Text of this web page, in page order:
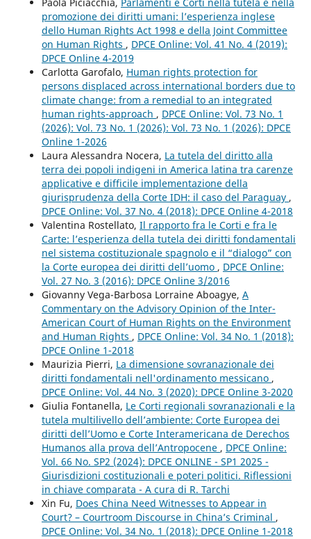
Paola Piciacchia, Parlamenti e Corti nella tutela e nella
promozione dei diritti umani: l’esperienza inglese
dello Human Rights Act 1998 e della Joint Committee
on Human Rights , DPCE Online: Vol. 41 No. 4 (2019):
DPCE Online 4-2019
Carlotta Garofalo, Human rights protection for
persons displaced across international borders due to
climate change: from a remedial to an integrated
human rights-approach , DPCE Online: Vol. 73 No. 1
(2026): Vol. 73 No. 1 (2026): Vol. 73 No. 1 (2026): DPCE
Online 1-2026
Laura Alessandra Nocera, La tutela del diritto alla
terra dei popoli indigeni in America latina tra carenze
applicative e difficile implementazione della
giurisprudenza della Corte IDH: il caso del Paraguay ,
DPCE Online: Vol. 37 No. 4 (2018): DPCE Online 4-2018
Valentina Rostellato, Il rapporto fra le Corti e fra le
Carte: l’esperienza della tutela dei diritti fondamentali
nel sistema costituzionale spagnolo e il “dialogo” con
la Corte europea dei diritti dell’uomo , DPCE Online:
Vol. 27 No. 3 (2016): DPCE Online 3/2016
Giovanny Vega-Barbosa Lorraine Aboagye, A
Commentary on the Advisory Opinion of the Inter-
American Court of Human Rights on the Environment
and Human Rights , DPCE Online: Vol. 34 No. 1 (2018):
DPCE Online 1-2018
Maurizia Pierri, La dimensione sovranazionale dei
diritti fondamentali nell'ordinamento messicano ,
DPCE Online: Vol. 44 No. 3 (2020): DPCE Online 3-2020
Giulia Fontanella, Le Corti regionali sovranazionali e la
tutela multilivello dell’ambiente: Corte Europea dei
diritti dell’Uomo e Corte Interamericana de Derechos
Humanos alla prova dell’Antropocene , DPCE Online:
Vol. 66 No. SP2 (2024): DPCE ONLINE - SP1 2025 -
Giurisdizioni costituzionali e poteri politici. Riflessioni
in chiave comparata - A cura di R. Tarchi
Xin Fu, Does China Need Witnesses to Appear in
Court? – Courtroom Discourse in China’s Criminal ,
DPCE Online: Vol. 34 No. 1 (2018): DPCE Online 1-2018